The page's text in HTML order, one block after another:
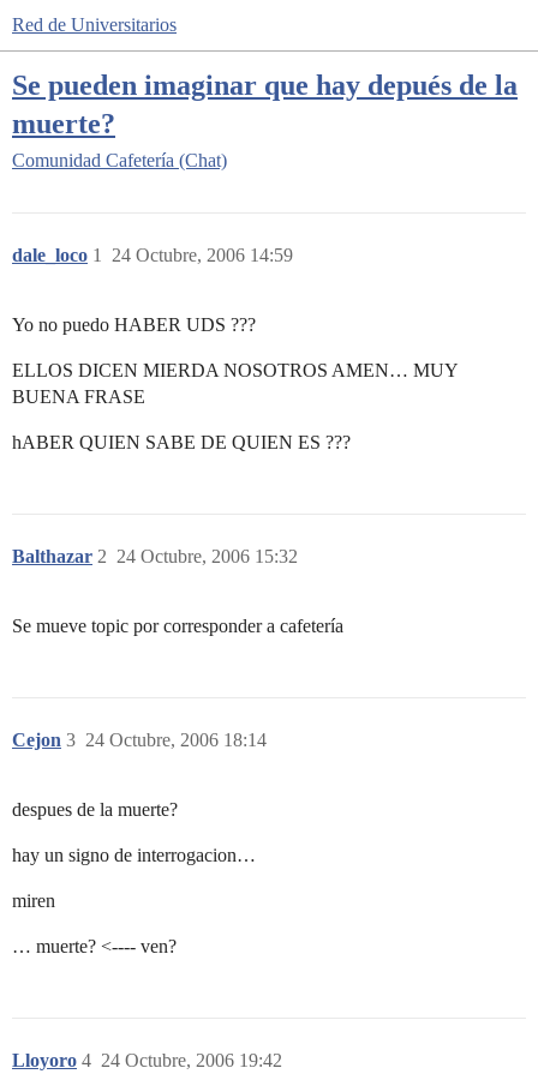
Red de Universitarios
Se pueden imaginar que hay depués de la
muerte?
Comunidad Cafetería (Chat)
dale_loco 24 Octubre, 2006 14:59
1
Yo no puedo HABER UDS ???
ELLOS DICEN MIERDA NOSOTROS AMEN… MUY
BUENA FRASE
hABER QUIEN SABE DE QUIEN ES ???
Balthazar 24 Octubre, 2006 15:32
2
Se mueve topic por corresponder a cafetería
Cejon 24 Octubre, 2006 18:14
3
despues de la muerte?
hay un signo de interrogacion…
miren
… muerte? <---- ven?
Lloyoro 24 Octubre, 2006 19:42
4